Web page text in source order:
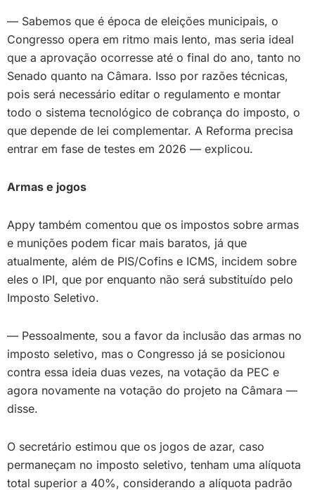
— Sabemos que é época de eleições municipais, o
Congresso opera em ritmo mais lento, mas seria ideal
que a aprovação ocorresse até o final do ano, tanto no
Senado quanto na Câmara. Isso por razões técnicas,
pois será necessário editar o regulamento e montar
todo o sistema tecnológico de cobrança do imposto, o
que depende de lei complementar. A Reforma precisa
entrar em fase de testes em 2026 — explicou.
Armas e jogos
Appy também comentou que os impostos sobre armas
e munições podem ficar mais baratos, já que
atualmente, além de PIS/Cofins e ICMS, incidem sobre
eles o IPI, que por enquanto não será substituído pelo
Imposto Seletivo.
— Pessoalmente, sou a favor da inclusão das armas no
imposto seletivo, mas o Congresso já se posicionou
contra essa ideia duas vezes, na votação da PEC e
agora novamente na votação do projeto na Câmara —
disse.
O secretário estimou que os jogos de azar, caso
permaneçam no imposto seletivo, tenham uma alíquota
total superior a 40%, considerando a alíquota padrão